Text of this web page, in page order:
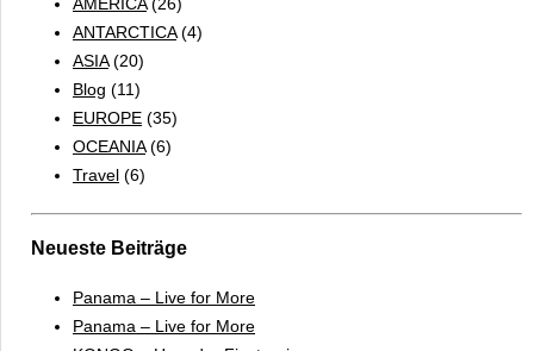
ANTARCTICA(4)
ASIA(20)
Blog (11)
EUROPE (35)
OCEANIA(6)
Travel (6)
Neueste Beiträge
Panama – Live for More
Panama – Live for More